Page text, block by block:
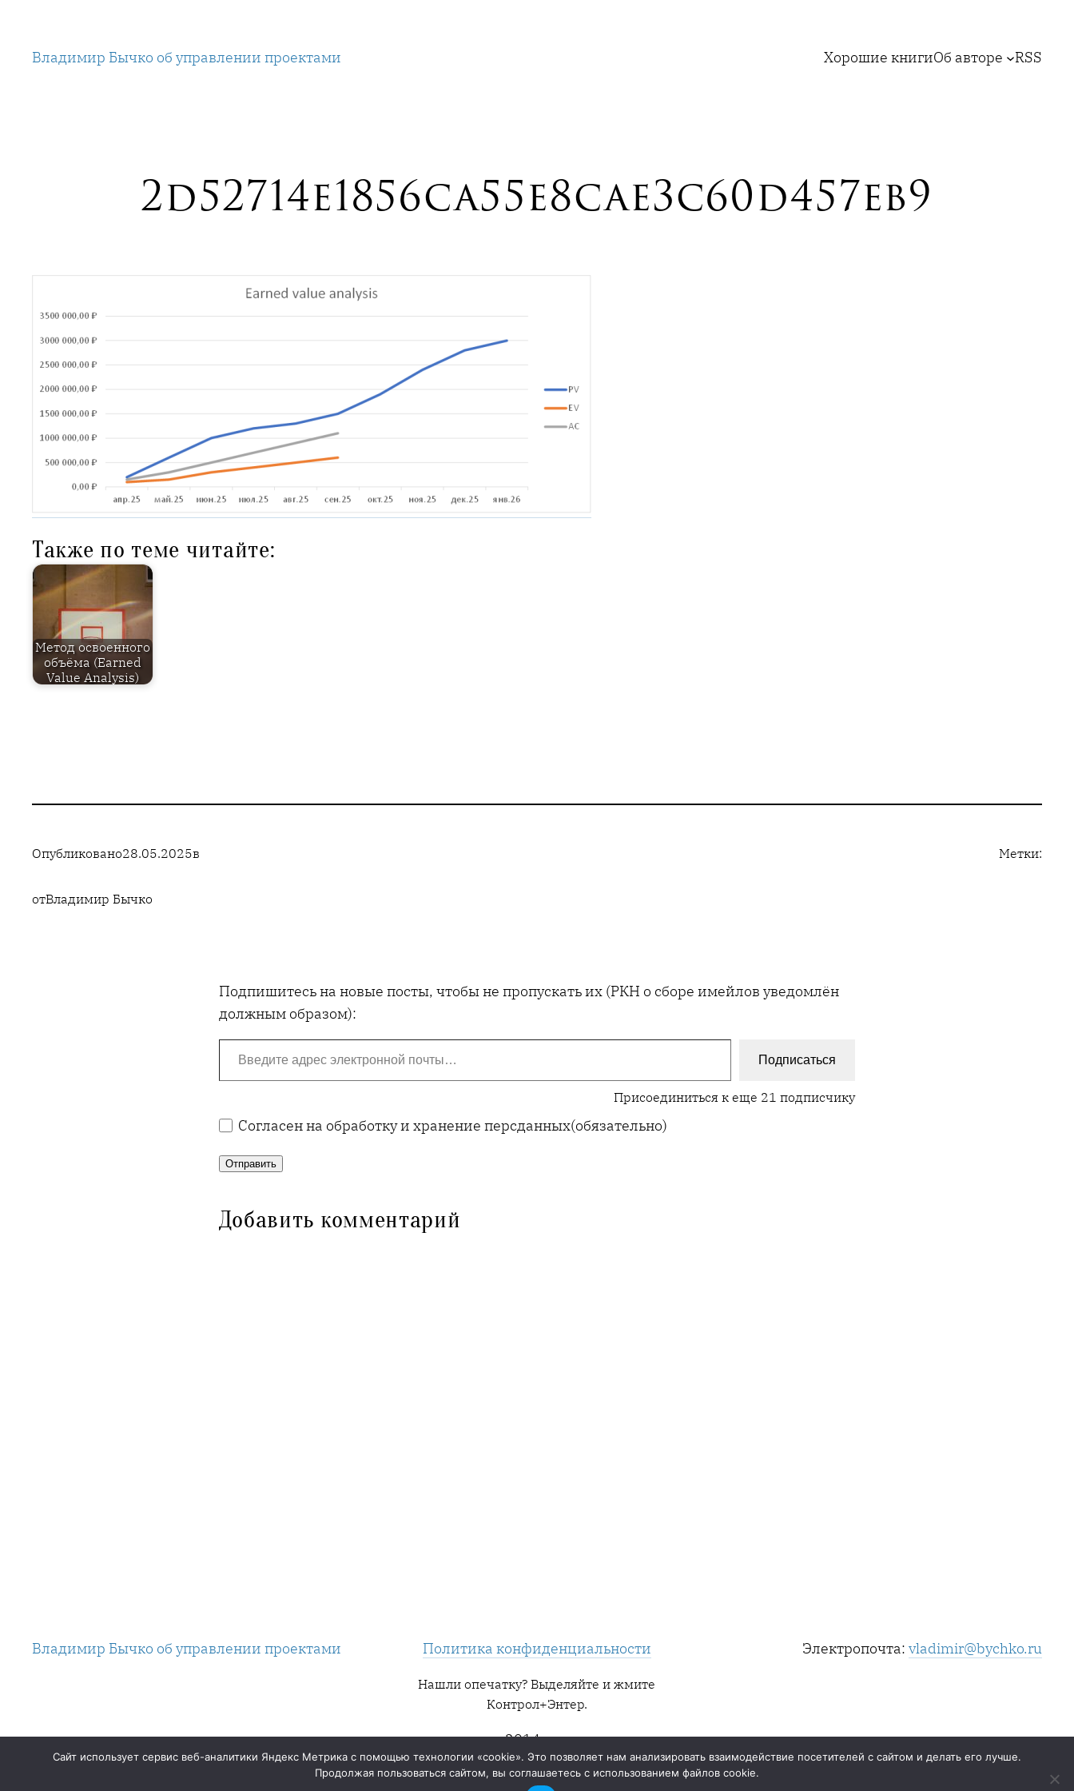
содержимому
Владимир Бычко об управлении проектами Хорошие книгиОб авторе RSS
2d52714e1856ca55e8cae3c60d457eb9
Также по теме читайте:
Метод освоенного
объёма (Earned
Value Analysis)
Опубликовано28.05.2025в
отВладимир Бычко
Метки:
Подпишитесь на новые посты, чтобы не пропускать их (РКН о сборе имейлов уведомлён
должным образом):
Введите адрес электронной почты…
Подписаться
Присоединиться к еще 21 подписчику
Согласен на обработку и хранение персданных(обязательно)
Отправить
Добавить комментарий
Владимир Бычко об управлении проектами Политика конфиденциальности
Нашли опечатку? Выделяйте и жмите
Контрол+Энтер.
2014 — ∞
Электропочта: vladimir@bychko.ru
Сайт использует сервис веб-аналитики Яндекс Метрика с помощью технологии «cookie». Это позволяет нам анализировать взаимодействие посетителей с сайтом и делать его лучше.
Продолжая пользоваться сайтом, вы соглашаетесь с использованием файлов cookie.